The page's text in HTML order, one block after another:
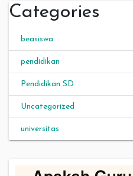
Categories
beasiswa
pendidikan
Pendidikan SD
Uncategorized
universitas